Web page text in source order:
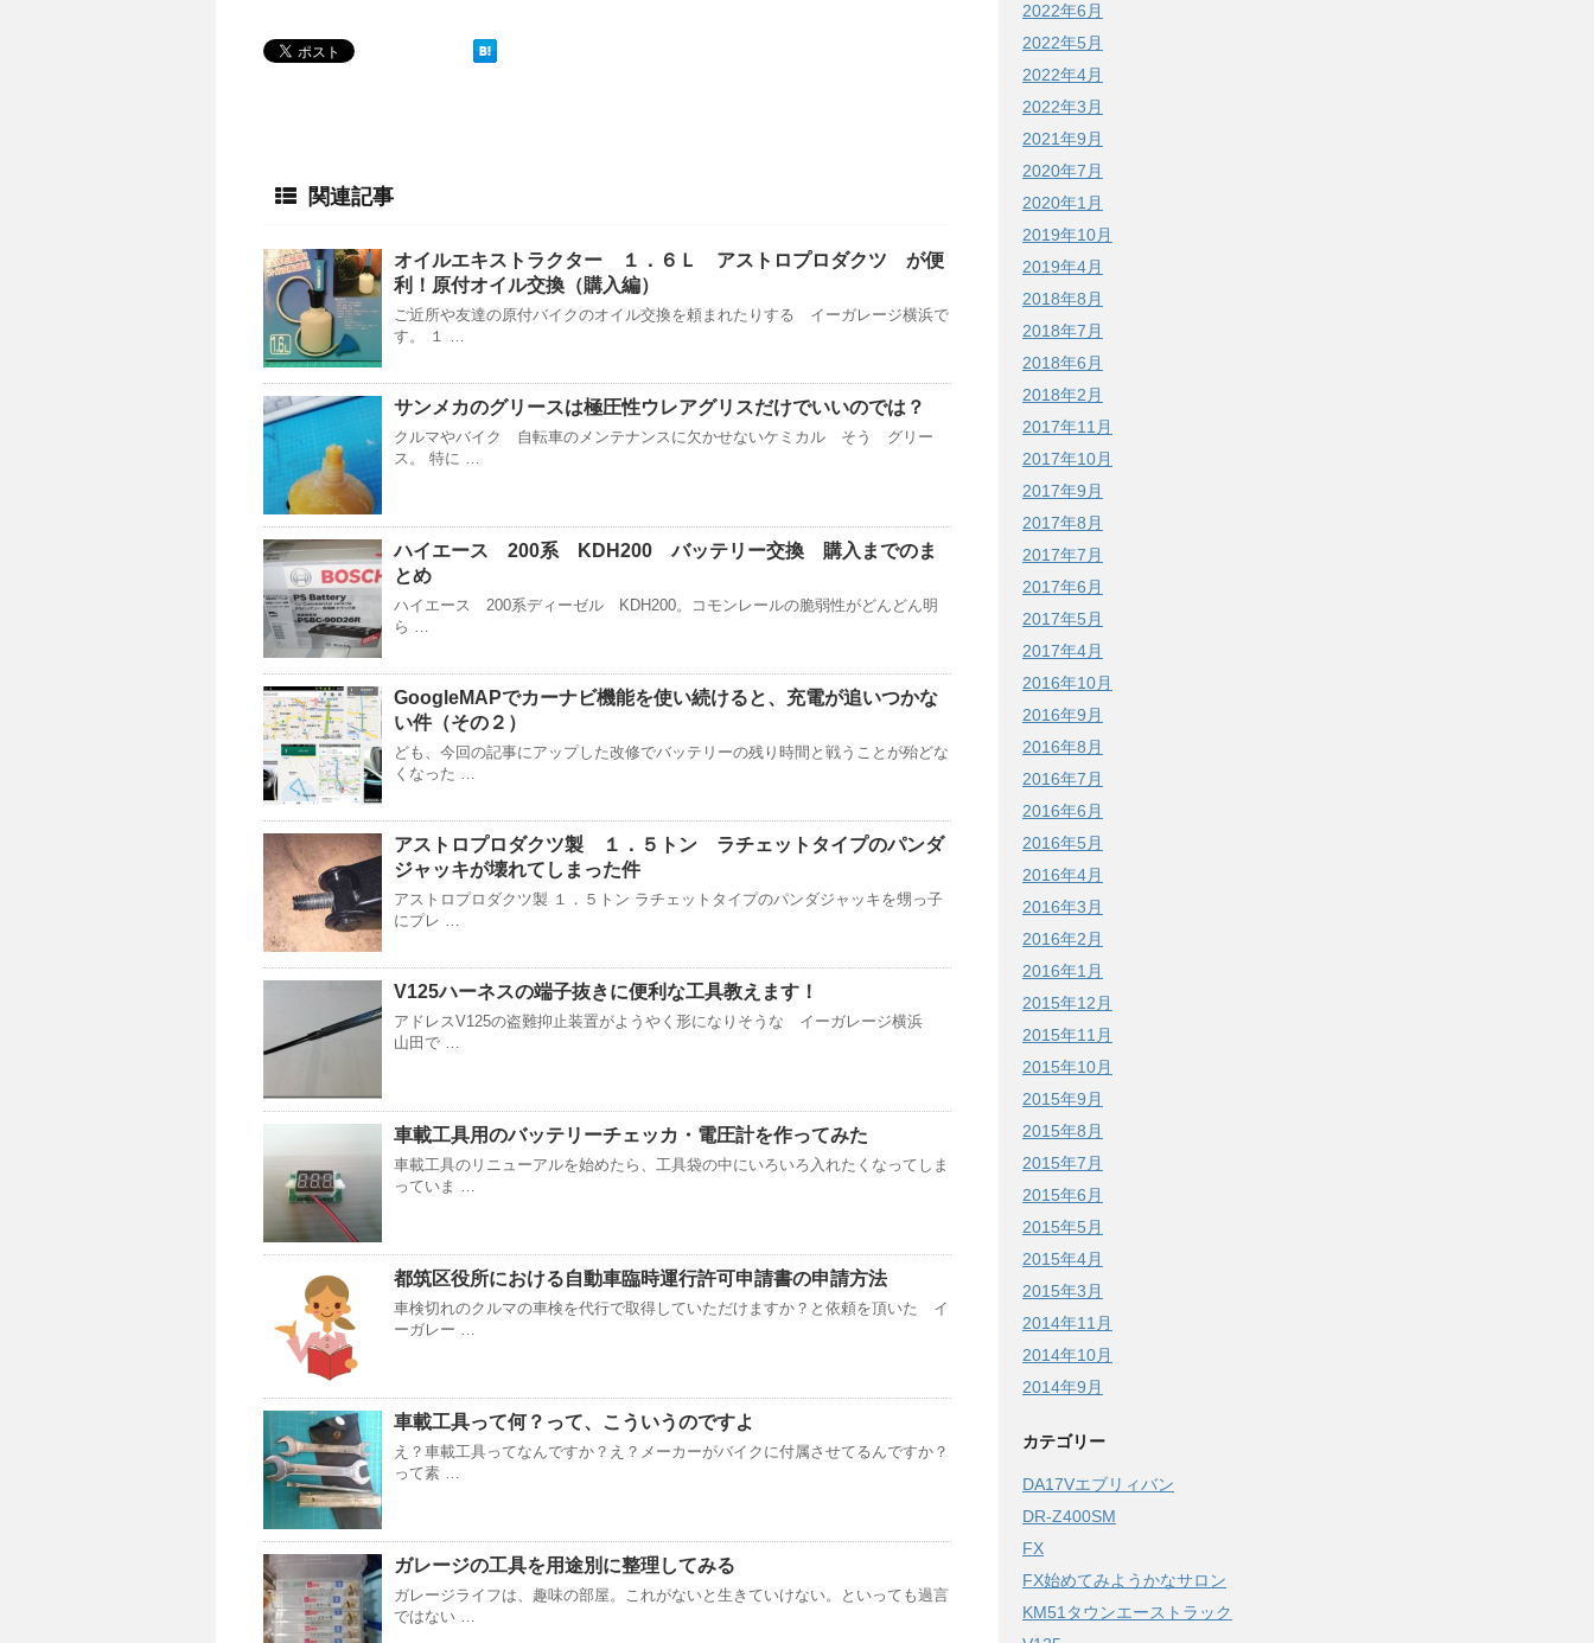
関連記事
オイルエキストラクター １．６Ｌ アストロプロダクツ が便
利！原付オイル交換（購入編）
ご近所や友達の原付バイクのオイル交換を頼まれたりする イーガレージ横浜で
す。 １ …
サンメカのグリースは極圧性ウレアグリスだけでいいのでは？
クルマやバイク 自転車のメンテナンスに欠かせないケミカル そう グリー
ス。 特に …
ハイエース 200系 KDH200 バッテリー交換 購入までのま
とめ
ハイエース 200系ディーゼル KDH200。コモンレールの脆弱性がどんどん明
ら …
GoogleMAPでカーナビ機能を使い続けると、充電が追いつかな
い件（その２）
ども、今回の記事にアップした改修でバッテリーの残り時間と戦うことが殆どな
くなった …
アストロプロダクツ製 １．５トン ラチェットタイプのパンダ
ジャッキが壊れてしまった件
アストロプロダクツ製 １．５トン ラチェットタイプのパンダジャッキを甥っ子
にプレ …
V125ハーネスの端子抜きに便利な工具教えます！
アドレスV125の盗難抑止装置がようやく形になりそうな イーガレージ横浜
山田で …
車載工具用のバッテリーチェッカ・電圧計を作ってみた
車載工具のリニューアルを始めたら、工具袋の中にいろいろ入れたくなってしま
っていま …
都筑区役所における自動車臨時運行許可申請書の申請方法
車検切れのクルマの車検を代行で取得していただけますか？と依頼を頂いた イ
ーガレー …
車載工具って何？って、こういうのですよ
え？車載工具ってなんですか？え？メーカーがバイクに付属させてるんですか？
って素 …
ガレージの工具を用途別に整理してみる
ガレージライフは、趣味の部屋。これがないと生きていけない。といっても過言
ではない …
2022年6月
2022年5月
2022年4月
2022年3月
2021年9月
2020年7月
2020年1月
2019年10月
2019年4月
2018年8月
2018年7月
2018年6月
2018年2月
2017年11月
2017年10月
2017年9月
2017年8月
2017年7月
2017年6月
2017年5月
2017年4月
2016年10月
2016年9月
2016年8月
2016年7月
2016年6月
2016年5月
2016年4月
2016年3月
2016年2月
2016年1月
2015年12月
2015年11月
2015年10月
2015年9月
2015年8月
2015年7月
2015年6月
2015年5月
2015年4月
2015年3月
2014年11月
2014年10月
2014年9月
カテゴリー
DA17Vエブリィバン
DR-Z400SM
FX
FX始めてみようかなサロン
KM51タウンエーストラック